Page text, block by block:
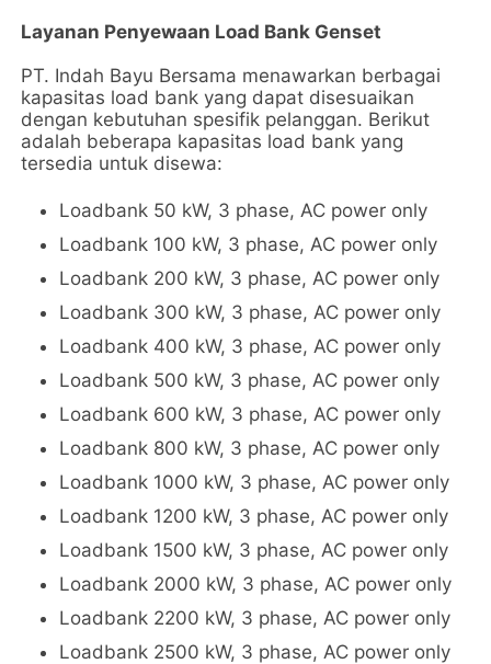
Layanan Penyewaan Load Bank Genset
PT. Indah Bayu Bersama menawarkan berbagai
kapasitas load bank yang dapat disesuaikan
dengan kebutuhan spesifik pelanggan. Berikut
adalah beberapa kapasitas load bank yang
tersedia untuk disewa:
Loadbank 50 kW, 3 phase, AC power only
Loadbank 100 kW, 3 phase, AC power only
Loadbank 200 kW, 3 phase, AC power only
Loadbank 300 kW, 3 phase, AC power only
Loadbank 400 kW, 3 phase, AC power only
Loadbank 500 kW, 3 phase, AC power only
Loadbank 600 kW, 3 phase, AC power only
Loadbank 800 kW, 3 phase, AC power only
Loadbank 1000 kW, 3 phase, AC power only
Loadbank 1200 kW, 3 phase, AC power only
Loadbank 1500 kW, 3 phase, AC power only
Loadbank 2000 kW, 3 phase, AC power only
Loadbank 2200 kW, 3 phase, AC power only
Loadbank 2500 kW, 3 phase, AC power only